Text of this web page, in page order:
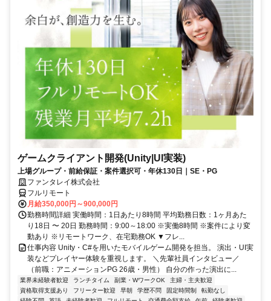
ゲームクライアント開発(Unity|UI実装)
上場グループ・前給保証・案件選択可・年休130日｜SE・PG
ファンタレイ株式会社
フルリモート
月給350,000円～900,000円
勤務時間詳細 実働時間：1日あたり8時間 平均勤務日数：1ヶ月あた
り18日 〜 20日 勤務時間：9:00～18:00 ※実働8時間 ※案件により変
動あり ※リモートワーク、在宅勤務OK ▼フレ...
仕事内容 Unity・C#を用いたモバイルゲーム開発を担当。 演出・UI実
装などプレイヤー体験を重視します。 ＼先輩社員インタビュー／
（前職：アニメーションPG 26歳・男性） 自分の作った演出に...
業界未経験者歓迎 ランチタイム 副業・WワークOK
主婦・主夫歓迎
資格取得支援あり
フリーター歓迎 早朝 学歴不問 固定時間制
転勤なし